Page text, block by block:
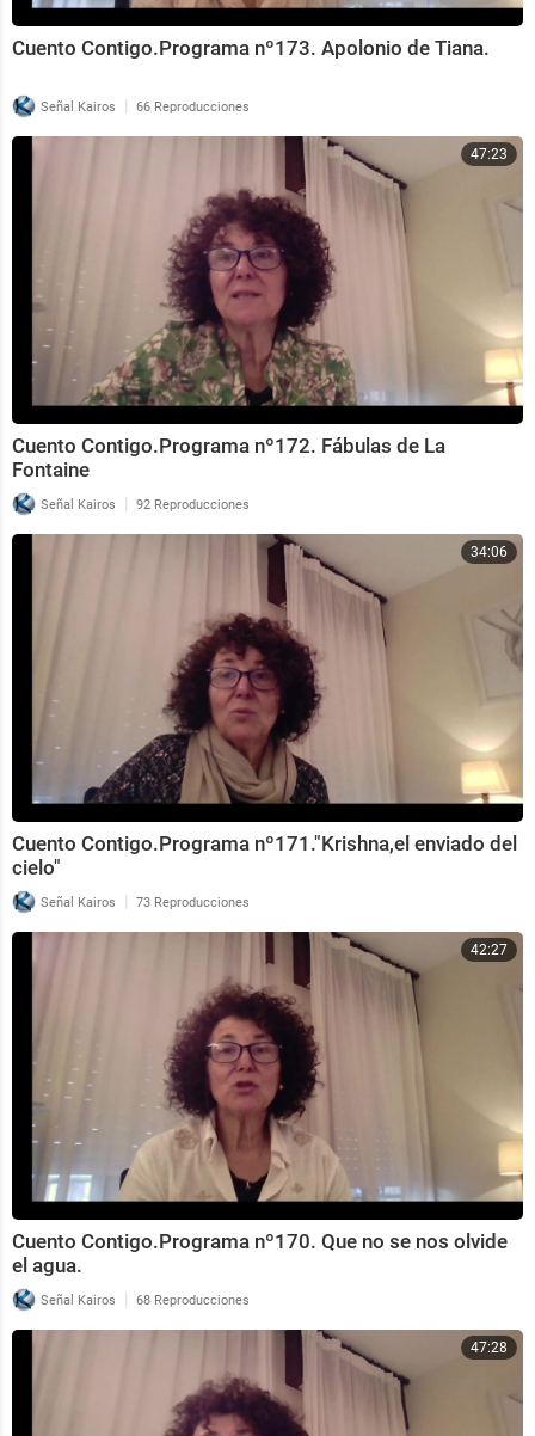
Cuento Contigo.Programa nº173. Apolonio de Tiana.
Señal Kairos | 66 Reproducciones
47:23
Cuento Contigo.Programa nº172. Fábulas de La
Fontaine
Señal Kairos | 92 Reproducciones
34:06
Cuento Contigo.Programa nº171."Krishna,el enviado del
cielo"
Señal Kairos | 73 Reproducciones
42:27
Cuento Contigo.Programa nº170. Que no se nos olvide
el agua.
Señal Kairos | 68 Reproducciones
47:28